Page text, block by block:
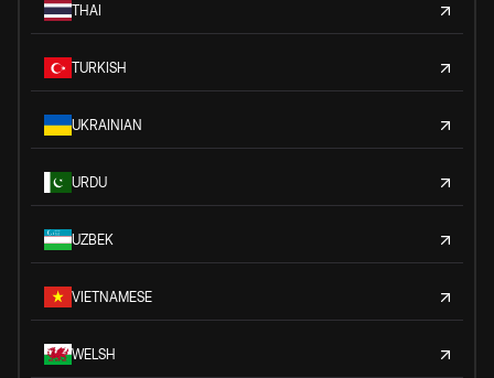
THAI
TURKISH
UKRAINIAN
URDU
UZBEK
VIETNAMESE
WELSH